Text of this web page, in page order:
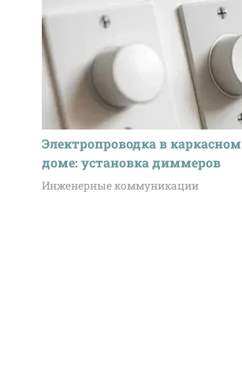
Электропроводка в каркасном
доме: установка диммеров
Инженерные коммуникации